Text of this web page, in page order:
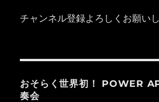
チャンネル登録よろしくお願い
おそらく世界初！ POWER
奏会